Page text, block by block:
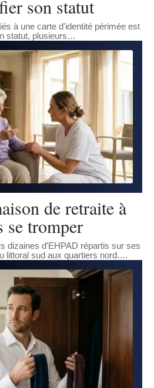
son statut
à une carte d'identité périmée est
statut, plusieurs…
de retraite à
se tromper
dizaines d'EHPAD répartis sur ses
littoral sud aux quartiers nord.…